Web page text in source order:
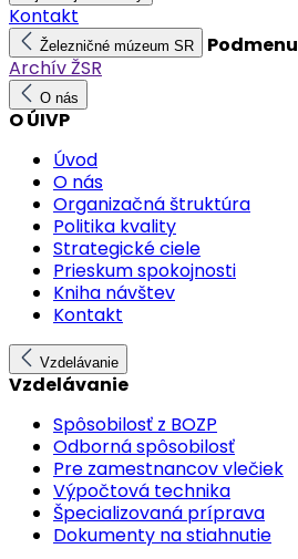
Kontakt
Železničné múzeum SR
Podmenu
Archív ŽSR
O nás
O ÚIVP
Úvod
O nás
Organizačná štruktúra
Politika kvality
Strategické ciele
Prieskum spokojnosti
Kniha návštev
Kontakt
Vzdelávanie
Vzdelávanie
Spôsobilosť z BOZP
Odborná spôsobilosť
Pre zamestnancov vlečiek
Výpočtová technika
Špecializovaná príprava
Dokumenty na stiahnutie